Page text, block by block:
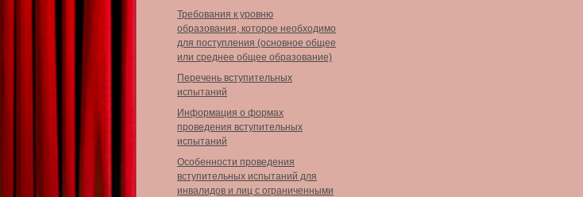
Требования к уровню
образования, которое необходимо
для поступления (основное общее
или среднее общее образование)
Перечень вступительных
испытаний
Информация о формах
проведения вступительных
испытаний
Особенности проведения
вступительных испытаний для
инвалидов и лиц с ограниченными